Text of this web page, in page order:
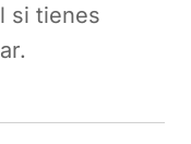
si tienes